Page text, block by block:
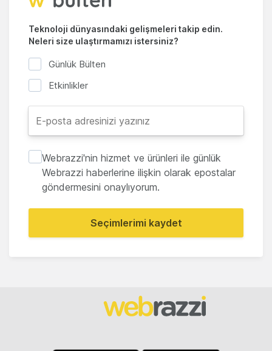
Teknoloji dünyasındaki gelişmeleri takip edin.
Neleri size ulaştırmamızı istersiniz?
Günlük Bülten
Etkinlikler
Webrazzi'nin hizmet ve ürünleri ile günlük
Webrazzi haberlerine ilişkin olarak epostalar
göndermesini onaylıyorum.
Seçimlerimi kaydet